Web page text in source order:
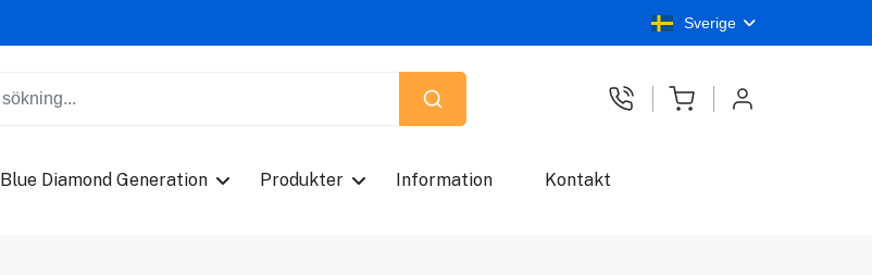
Sverige
Blue Diamond Generation Produkter Information Kontakt